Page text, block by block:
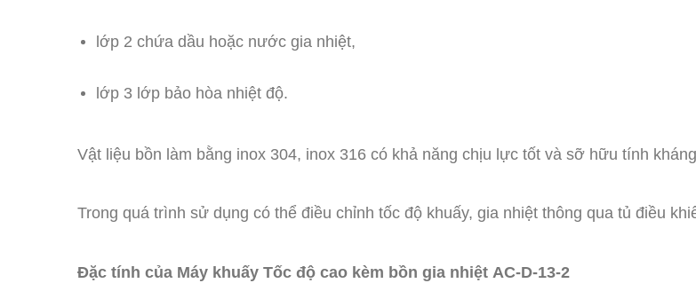
lớp 2 chứa dầu hoặc nước gia nhiệt,
lớp 3 lớp bảo hòa nhiệt độ.
Vật liệu bồn làm bằng inox 304, inox 316 có khả năng chịu lực tốt và sỡ hữu tính
Trong quá trình sử dụng có thể điều chỉnh tốc độ khuấy, gia nhiệt thông qua tủ điều
Đặc tính của Máy khuấy Tốc độ cao kèm bồn gia nhiệt AC-D-13-2